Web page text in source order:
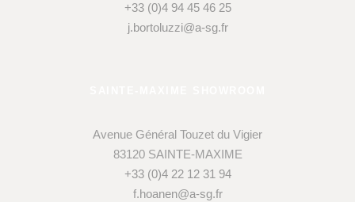
+33 (0)4 94 45 46 25
j.bortoluzzi@a-sg.fr
Avenue Général Touzet du Vigier
83120 SAINTE-MAXIME
+33 (0)4 22 12 31 94
f.hoanen@a-sg.fr